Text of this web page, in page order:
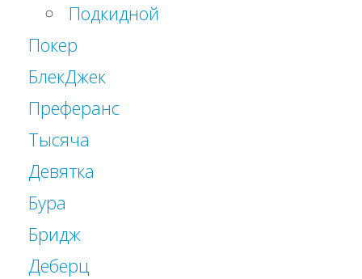
Подкидной
Покер
БлекДжек
Преферанс
Тысяча
Девятка
Бура
Бридж
Деберц